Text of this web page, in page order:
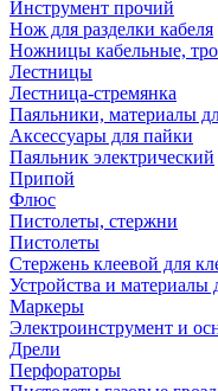
Инструмент прочий
Нож для разделки кабеля
Ножницы кабельные,
Лестницы
Лестница-стремянка
Паяльники, материалы
Аксессуары для пайки
Паяльник электрический
Припой
Флюс
Пистолеты, стержни
Пистолеты
Стержень клеевой для
Устройства и материалы
Маркеры
Электроинструмент и
Дрели
Перфораторы